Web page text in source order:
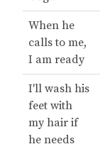
When he
calls to me,
I am ready
I'll wash his
feet with
my hair if
he needs